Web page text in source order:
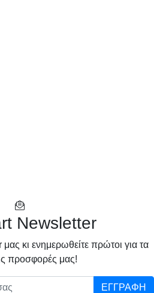
Newsletter
κι ενημερωθείτε πρώτοι για τα
προσφορές μας!
ΕΓΓΡΑΦΗ